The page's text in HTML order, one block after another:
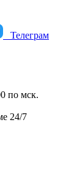
Телеграм
по мск.
24/7